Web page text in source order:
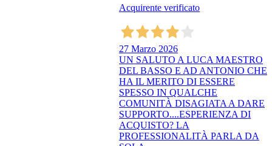
Acquirente verificato
27 Marzo 2026
UN SALUTO A LUCA MAESTRO
DEL BASSO E AD ANTONIO CHE
HA IL MERITO DI ESSERE
SPESSO IN QUALCHE
COMUNITÀ DISAGIATA A DARE
SUPPORTO....ESPERIENZA DI
ACQUISTO? LA
PROFESSIONALITÀ PARLA DA